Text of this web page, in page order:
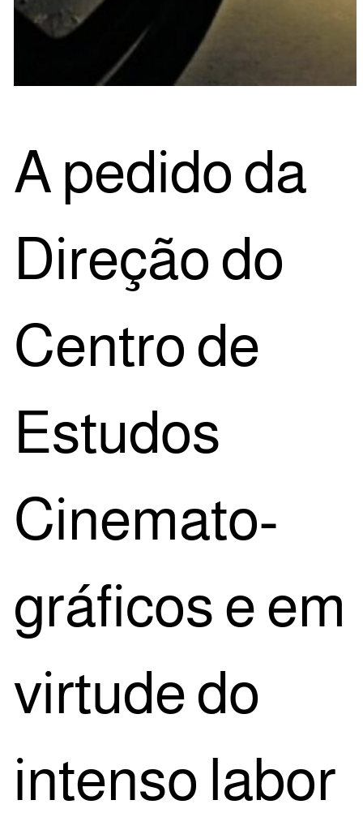
A pedi­do da
Dire­ção do
Cen­tro de
Estu­dos
Cine­ma­to­
grá­fi­cos e em
vir­tu­de do
inten­so labor